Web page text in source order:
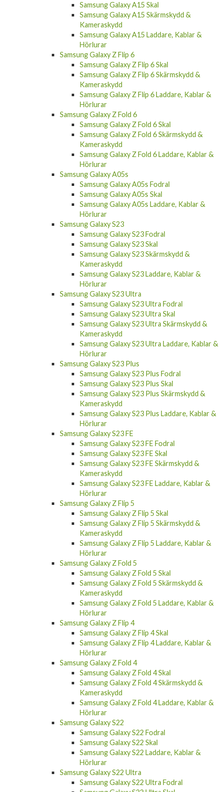
Samsung Galaxy A15 Skal
Samsung Galaxy A15 Skärmskydd &
Kameraskydd
Samsung Galaxy A15 Laddare, Kablar &
Hörlurar
Samsung Galaxy Z Flip 6
Samsung Galaxy Z Flip 6 Skal
Samsung Galaxy Z Flip 6 Skärmskydd &
Kameraskydd
Samsung Galaxy Z Flip 6 Laddare, Kablar &
Hörlurar
Samsung Galaxy Z Fold 6
Samsung Galaxy Z Fold 6 Skal
Samsung Galaxy Z Fold 6 Skärmskydd &
Kameraskydd
Samsung Galaxy Z Fold 6 Laddare, Kablar &
Hörlurar
Samsung Galaxy A05s
Samsung Galaxy A05s Fodral
Samsung Galaxy A05s Skal
Samsung Galaxy A05s Laddare, Kablar &
Hörlurar
Samsung Galaxy S23
Samsung Galaxy S23 Fodral
Samsung Galaxy S23 Skal
Samsung Galaxy S23 Skärmskydd &
Kameraskydd
Samsung Galaxy S23 Laddare, Kablar &
Hörlurar
Samsung Galaxy S23 Ultra
Samsung Galaxy S23 Ultra Fodral
Samsung Galaxy S23 Ultra Skal
Samsung Galaxy S23 Ultra Skärmskydd &
Kameraskydd
Samsung Galaxy S23 Ultra Laddare, Kablar &
Hörlurar
Samsung Galaxy S23 Plus
Samsung Galaxy S23 Plus Fodral
Samsung Galaxy S23 Plus Skal
Samsung Galaxy S23 Plus Skärmskydd &
Kameraskydd
Samsung Galaxy S23 Plus Laddare, Kablar &
Hörlurar
Samsung Galaxy S23 FE
Samsung Galaxy S23 FE Fodral
Samsung Galaxy S23 FE Skal
Samsung Galaxy S23 FE Skärmskydd &
Kameraskydd
Samsung Galaxy S23 FE Laddare, Kablar &
Hörlurar
Samsung Galaxy Z Flip 5
Samsung Galaxy Z Flip 5 Skal
Samsung Galaxy Z Flip 5 Skärmskydd &
Kameraskydd
Samsung Galaxy Z Flip 5 Laddare, Kablar &
Hörlurar
Samsung Galaxy Z Fold 5
Samsung Galaxy Z Fold 5 Skal
Samsung Galaxy Z Fold 5 Skärmskydd &
Kameraskydd
Samsung Galaxy Z Fold 5 Laddare, Kablar &
Hörlurar
Samsung Galaxy Z Flip 4
Samsung Galaxy Z Flip 4 Skal
Samsung Galaxy Z Flip 4 Laddare, Kablar &
Hörlurar
Samsung Galaxy Z Fold 4
Samsung Galaxy Z Fold 4 Skal
Samsung Galaxy Z Fold 4 Skärmskydd &
Kameraskydd
Samsung Galaxy Z Fold 4 Laddare, Kablar &
Hörlurar
Samsung Galaxy S22
Samsung Galaxy S22 Fodral
Samsung Galaxy S22 Skal
Samsung Galaxy S22 Laddare, Kablar &
Hörlurar
Samsung Galaxy S22 Ultra
Samsung Galaxy S22 Ultra Fodral